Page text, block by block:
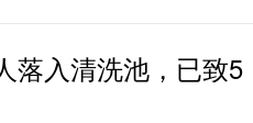
落入清洗池，已致5